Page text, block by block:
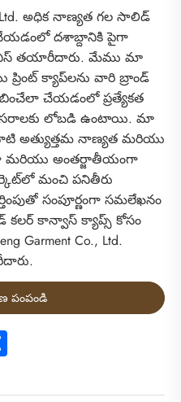
Ltd. అధిక నాణ్యత గల సాలిడ్
చేయడంలో దశాబ్దానికి పైగా
చైనీస్ తయారీదారు. మేము మా
క్యాప్‌లను వారి బ్రాండ్
చేయడంలో ప్రత్యేకత
లోబడి ఉంటాయి. మా
అత్యుత్తమ నాణ్యత మరియు
మరియు అంతర్జాతీయంగా
మంచి పనితీరు
సంపూర్ణంగా సమలేఖనం
కాన్వాస్ క్యాప్స్ కోసం
Garment Co., Ltd.
పంపండి